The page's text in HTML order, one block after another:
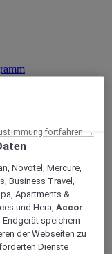
Novotel, Mercure,
Business Travel,
Apartments &
und Hera,Accor
speichern
der Webseiten zu
Dienste
fortfahren →